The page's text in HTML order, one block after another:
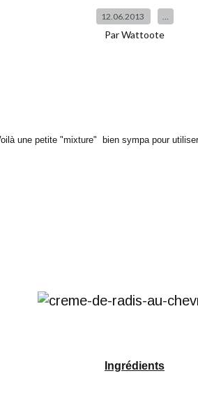
12.06.2013 …
Par Wattoote
une petite "mixture" bien sympa pour
Ingrédients